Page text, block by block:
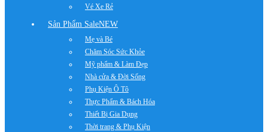
Vé Xe Rẻ
Sản Phẩm SaleNEW
Mẹ và Bé
Chăm Sóc Sức Khỏe
Mỹ phẩm & Làm Đẹp
Nhà cửa & Đời Sống
Phụ Kiện Ô Tô
Thực Phẩm & Bách Hóa
Thiết Bị Gia Dụng
Thời trang & Phụ Kiện